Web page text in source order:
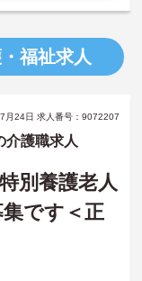
福祉求人
月24日 求人番号：9072207
護職求人
別養護老人
です＜正